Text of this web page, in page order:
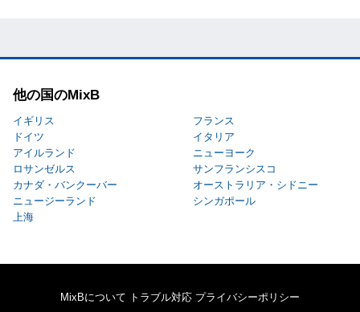
他の国のMixB
イギリス
フランス
ドイツ
イタリア
アイルランド
ニューヨーク
ロサンゼルス
サンフランシスコ
カナダ・バンクーバー
オーストラリア・シドニー
ニュージーランド
シンガポール
上海
MixBについて トラブル対応 プライバシーポリシー